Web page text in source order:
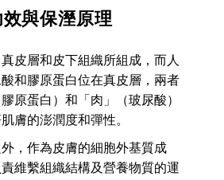
與保溼原理
皮層和皮下組織所組成，而人
和膠原蛋白位在真皮層，兩者
原蛋白）和「肉」（玻尿酸）
膚的澎潤度和彈性。
，作為皮膚的細胞外基質成
維繫組織結構及營養物質的運